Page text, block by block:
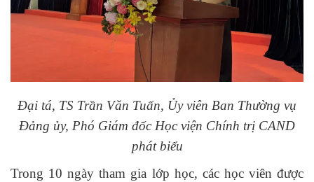
Đại tá, TS Trần Văn Tuấn, Ủy viên Ban Thường vụ
Đảng ủy, Phó Giám đốc Học viện Chính trị CAND
phát biểu
Trong 10 ngày tham gia lớp học, các học viên được